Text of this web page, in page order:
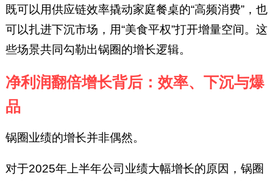
既可以用供应链效率撬动家庭餐桌的“高频消费”，也
可以扎进下沉市场，用“美食平权”打开增量空间。这
些场景共同勾勒出锅圈的增长逻辑。
净利润翻倍增长背后：效率、下沉与爆
品
锅圈业绩的增长并非偶然。
对于2025年上半年公司业绩大幅增长的原因，锅圈